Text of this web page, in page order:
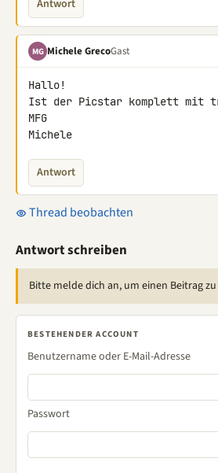
Antwort
MG Michele GrecoGast
Hallo!
Ist der Picstar komplett mit
MFG
Michele
Antwort
Thread beobachten
Antwort schreiben
Bitte melde dich an, um einen Beitrag
BESTEHENDER ACCOUNT
Benutzername oder E-Mail-Adresse
Passwort